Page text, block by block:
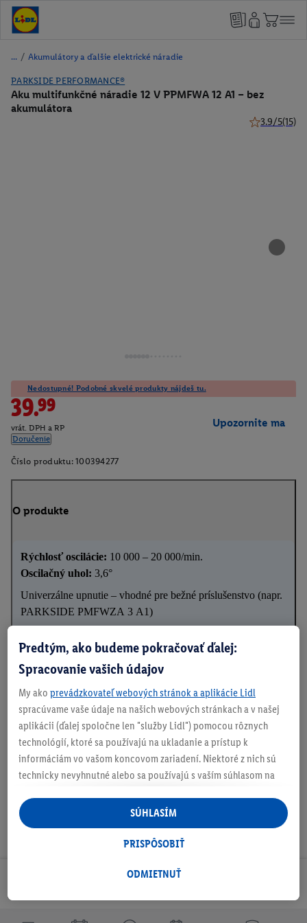
/ Akumulátory a ďalšie elektrické náradie
PARKSIDE PERFORMANCE®
Aku multifunkčné náradie 12 V PPMFWA 12 A1 – bez
akumulátora
3.9/5(15)
Nedostupné! Podobné skvelé produkty nájdeš tu.
39.99
vrát. DPH a RP
Doručenie
Upozornite ma
Číslo produktu: 100394277
O produkte
Rýchlosť oscilácie: 10 000 – 20 000/min.
Oscilačný uhol: 3,6°
Univerzálne upnutie – vhodné pre bežné príslušenstvo (napr.
PARKSIDE PMFWZA 3 A1)
Podrobnosti o bezpečnosti produktu
Na stiahnutie
Predtým, ako budeme pokračovať ďalej:
Spracovanie vašich údajov
My ako prevádzkovateľ webových stránok a aplikácie Lidl
spracúvame vaše údaje na našich webových stránkach a v našej
aplikácii (ďalej spoločne len "služby Lidl") pomocou rôznych
technológií, ktoré sa používajú na ukladanie a prístup k
informáciám vo vašom koncovom zariadení. Niektoré z nich sú
technicky nevyhnutné alebo sa používajú s vaším súhlasom na
personalizovanú reklamu v rámci služieb Lidl aj mimo nich. Ak
ste účastníkom programu Lidl Plus, na tieto účely sa spracúvajú
aj údaje z vášho nákupného správania v obchode.
následne si vytvoríte účet Lidl Plus alebo sa prihlásite do svojho
ODMIETNUŤ
PRISPÔSOBIŤ
SÚHLASÍM